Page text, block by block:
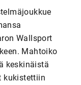
Wallsport
Mahtoiko
keskinäistä
kukistettiin